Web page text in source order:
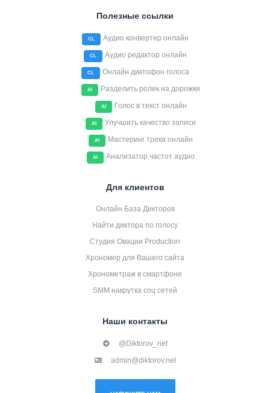
Полезные ссылки
CL Аудио конвертер онлайн
CL Аудио редактор онлайн
CL Онлайн диктофон голоса
AI Разделить ролик на дорожки
AI Голос в текст онлайн
AI Улучшить качество записи
AI Мастеринг трека онлайн
AI Анализатор частот аудио
Для клиентов
Онлайн База Дикторов
Найти диктора по голосу
Студия Овации Production
Хрономер для Вашего сайта
Хронометраж в смартфоне
SMM накрутка соц сетей
Наши контакты
@Diktorov_net
admin@diktorov.net